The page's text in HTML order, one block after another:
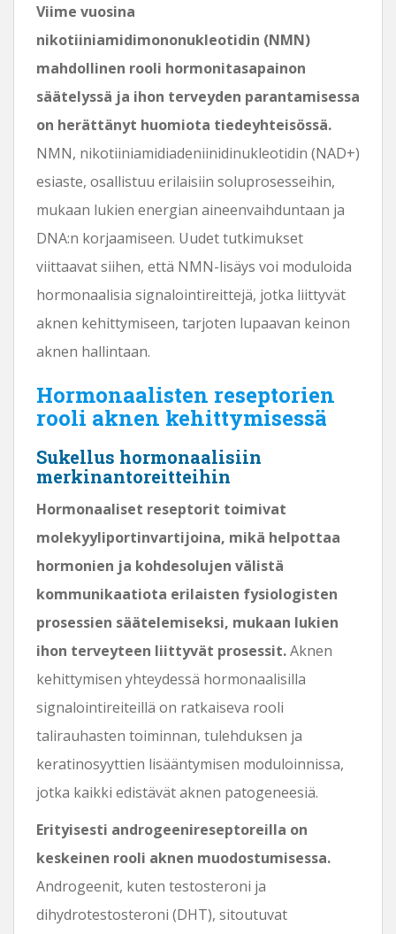
Viime vuosina
nikotiiniamidimononukleotidin (NMN)
mahdollinen rooli hormonitasapainon
säätelyssä ja ihon terveyden parantamisessa
on herättänyt huomiota tiedeyhteisössä.
NMN, nikotiiniamidiadeniinidinukleotidin (NAD+)
esiaste, osallistuu erilaisiin soluprosesseihin,
mukaan lukien energian aineenvaihduntaan ja
DNA:n korjaamiseen. Uudet tutkimukset
viittaavat siihen, että NMN-lisäys voi moduloida
hormonaalisia signalointireittejä, jotka liittyvät
aknen kehittymiseen, tarjoten lupaavan keinon
aknen hallintaan.
Hormonaalisten reseptorien
rooli aknen kehittymisessä
Sukellus hormonaalisiin
merkinantoreitteihin
Hormonaaliset reseptorit toimivat
molekyyliportinvartijoina, mikä helpottaa
hormonien ja kohdesolujen välistä
kommunikaatiota erilaisten fysiologisten
prosessien säätelemiseksi, mukaan lukien
ihon terveyteen liittyvät prosessit.Aknen
kehittymisen yhteydessä hormonaalisilla
signalointireiteillä on ratkaiseva rooli
talirauhasten toiminnan, tulehduksen ja
keratinosyyttien lisääntymisen moduloinnissa,
jotka kaikki edistävät aknen patogeneesiä.
Erityisesti androgeenireseptoreilla on
keskeinen rooli aknen muodostumisessa.
Androgeenit, kuten testosteroni ja
dihydrotestosteroni (DHT), sitoutuvat